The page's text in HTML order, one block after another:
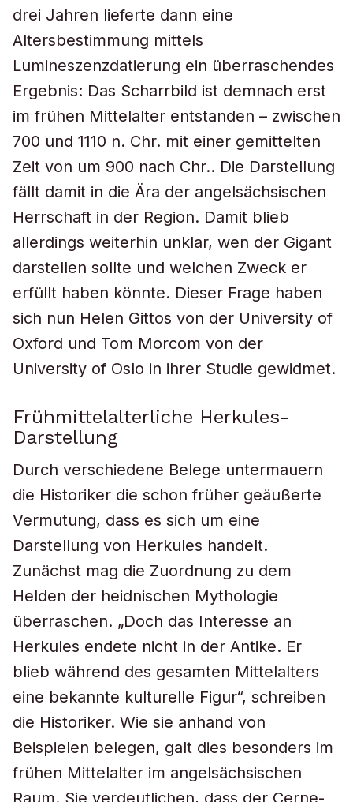
drei Jahren lieferte dann eine
Altersbestimmung mittels
Lumineszenzdatierung ein überraschendes
Ergebnis: Das Scharrbild ist demnach erst
im frühen Mittelalter entstanden – zwischen
700 und 1110 n. Chr. mit einer gemittelten
Zeit von um 900 nach Chr.. Die Darstellung
fällt damit in die Ära der angelsächsischen
Herrschaft in der Region. Damit blieb
allerdings weiterhin unklar, wen der Gigant
darstellen sollte und welchen Zweck er
erfüllt haben könnte. Dieser Frage haben
sich nun Helen Gittos von der University of
Oxford und Tom Morcom von der
University of Oslo in ihrer Studie gewidmet.
Frühmittelalterliche Herkules-
Darstellung
Durch verschiedene Belege untermauern
die Historiker die schon früher geäußerte
Vermutung, dass es sich um eine
Darstellung von Herkules handelt.
Zunächst mag die Zuordnung zu dem
Helden der heidnischen Mythologie
überraschen. „Doch das Interesse an
Herkules endete nicht in der Antike. Er
blieb während des gesamten Mittelalters
eine bekannte kulturelle Figur“, schreiben
die Historiker. Wie sie anhand von
Beispielen belegen, galt dies besonders im
frühen Mittelalter im angelsächsischen
Raum. Sie verdeutlichen, dass der Cerne-